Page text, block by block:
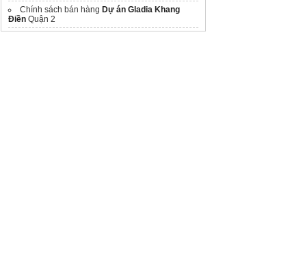
Chính sách bán hàng Dự án Gladia Khang
Điền Quận 2